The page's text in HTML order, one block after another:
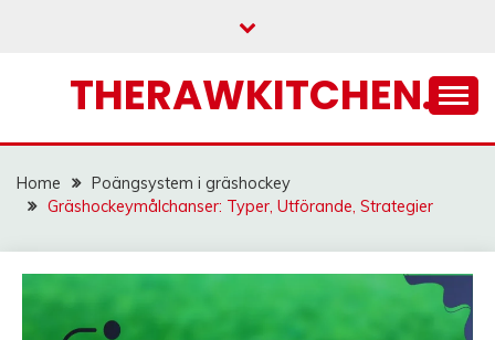
THERAWKITCHEN.SE
Home
Poängsystem i gräshockey
Gräshockeymålchanser: Typer, Utförande, Strategier